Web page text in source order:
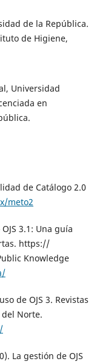
de la República.
de Higiene,
Universidad
en
de Catálogo 2.0
meto2
3.1: Una guía
https://
Knowledge
de OJS 3. Revistas
Norte.
La gestión de OJS